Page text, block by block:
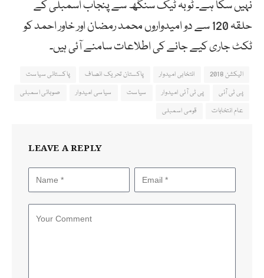
نہیں سکا ہے۔ ٹوبہ ٹیک سنگھ سے پنجاب اسمبلی کے
حلقہ 120 سے دو امیدواروں محمد رمضان اور خاور احمد کو
ٹکٹ جاری کیے جانے کی اطلاعات سامنے آئی ہیں۔
الیکشن 2018 انتخابی امیدوار پاکستان تحریک انصاف
پاکستانی سیاست
پی ٹی آئی
پی ٹی آئی امیدوار سیاست سیاسی امیدوار
صوبائی اسمبلی
عام انتخابات
قومی اسمبلی
LEAVE A REPLY